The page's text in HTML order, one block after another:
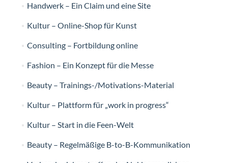
Handwerk – Ein Claim und eine Site
Kultur – Online-Shop für Kunst
Consulting – Fortbildung online
Fashion – Ein Konzept für die Messe
Beauty – Trainings-/Motivations-Material
Kultur – Plattform für „work in progress“
Kultur – Start in die Feen-Welt
Beauty – Regelmäßige B-to-B-Kommunikation